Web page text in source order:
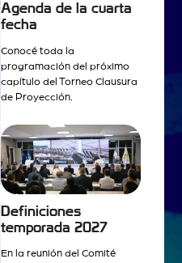
Agenda de la cuarta
fecha
Conocé toda la
programación del próximo
capítulo del Torneo Clausura
de Proyección.
Definiciones
temporada 2027
En la reunión del Comité